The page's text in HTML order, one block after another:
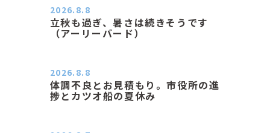
立秋も過ぎ、暑さは続きそうです
（アーリーバード）
2026.8.8
体調不良とお見積もり。市役所の進
捗とカツオ船の夏休み
2026.8.8